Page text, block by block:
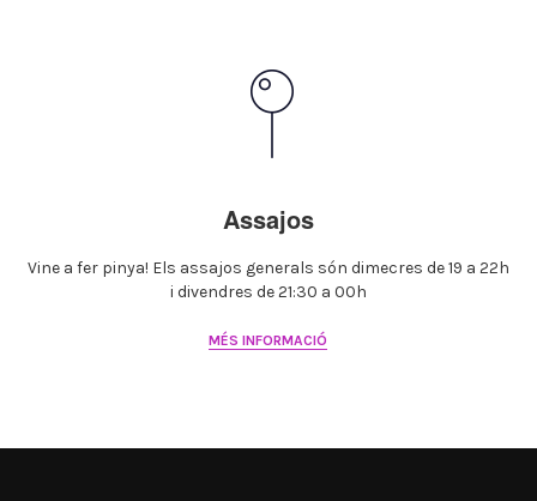
Assajos
Vine a fer pinya! Els assajos generals són dimecres de 19 a 22h
i divendres de 21:30 a 00h
MÉS INFORMACIÓ